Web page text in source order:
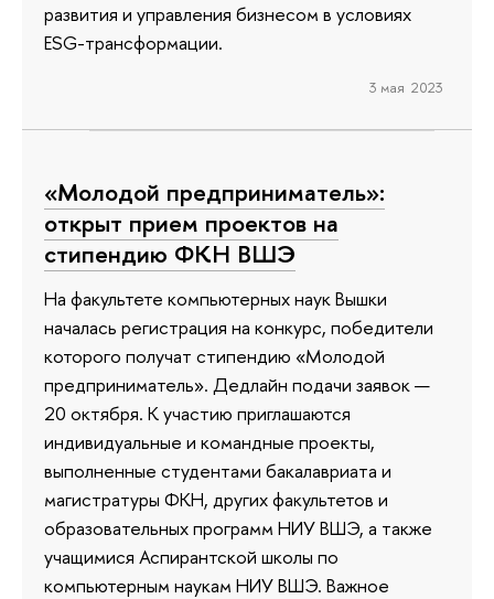
развития и управления бизнесом в условиях
ESG-трансформации.
3 мая 2023
«Молодой предприниматель»:
открыт прием проектов на
стипендию ФКН ВШЭ
На факультете компьютерных наук Вышки
началась регистрация на конкурс, победители
которого получат стипендию «Молодой
предприниматель». Дедлайн подачи заявок —
20 октября. К участию приглашаются
индивидуальные и командные проекты,
выполненные студентами бакалавриата и
магистратуры ФКН, других факультетов и
образовательных программ НИУ ВШЭ, а также
учащимися Аспирантской школы по
компьютерным наукам НИУ ВШЭ. Важное